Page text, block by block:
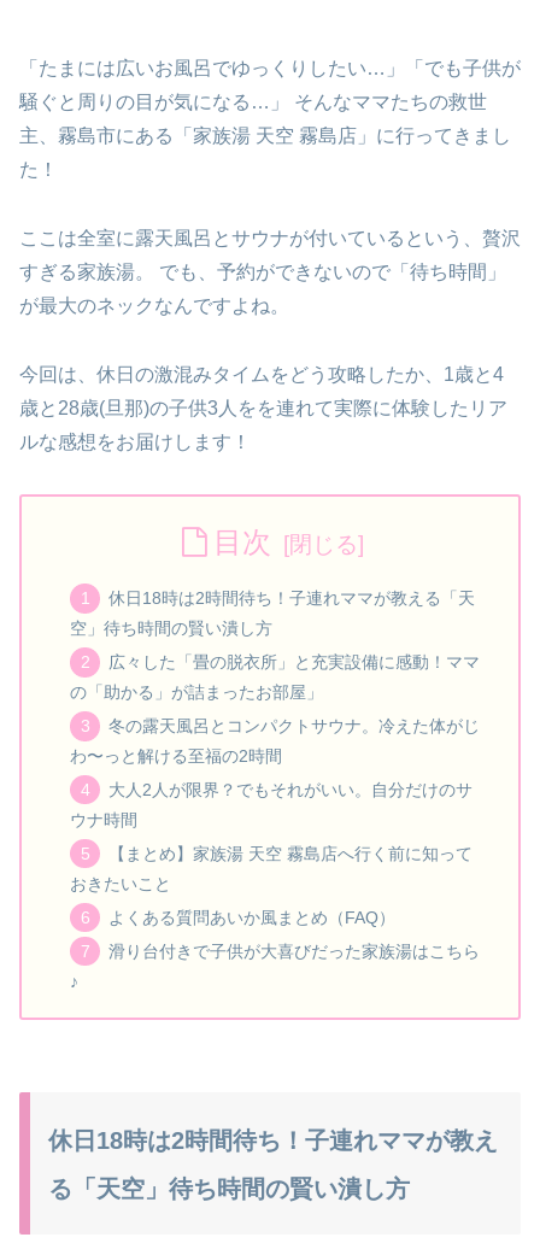
「たまには広いお風呂でゆっくりしたい…」「でも子供が
騒ぐと周りの目が気になる…」 そんなママたちの救世
主、霧島市にある「家族湯 天空 霧島店」に行ってきまし
た！
ここは全室に露天風呂とサウナが付いているという、贅沢
すぎる家族湯。 でも、予約ができないので「待ち時間」
が最大のネックなんですよね。
今回は、休日の激混みタイムをどう攻略したか、1歳と4
歳と28歳(旦那)の子供3人をを連れて実際に体験したリア
ルな感想をお届けします！
目次
休日18時は2時間待ち！子連れママが教える「天
空」待ち時間の賢い潰し方
広々した「畳の脱衣所」と充実設備に感動！ママ
の「助かる」が詰まったお部屋」
冬の露天風呂とコンパクトサウナ。冷えた体がじ
わ〜っと解ける至福の2時間
大人2人が限界？でもそれがいい。自分だけのサ
ウナ時間
【まとめ】家族湯 天空 霧島店へ行く前に知って
おきたいこと
よくある質問あいか風まとめ（FAQ）
滑り台付きで子供が大喜びだった家族湯はこちら
♪
休日18時は2時間待ち！子連れママが教え
る「天空」待ち時間の賢い潰し方